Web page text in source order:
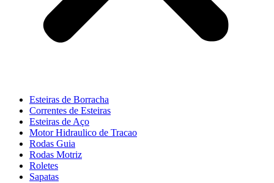
Esteiras de Borracha
Correntes de Esteiras
Esteiras de Aço
Motor Hidraulico de Tracao
Rodas Guia
Rodas Motriz
Roletes
Sapatas